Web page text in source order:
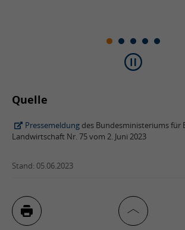
Quelle
Pressemeldung des Bundesministeriums für
Landwirtschaft Nr. 75 vom 2. Juni 2023
Stand: 05.06.2023